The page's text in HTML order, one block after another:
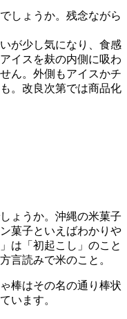
しょうか。残念ながら
が少し気になり、食感
イスを麸の内側に吸わ
ん。外側もアイスかチ
。改良次第では商品化
ょうか。沖縄の米菓子
菓子といえばわかりや
は「初起こし」のこと
言読みで米のこと。
棒はその名の通り棒状
います。